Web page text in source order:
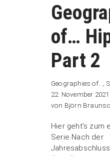
of…
Part 2
Geographies of...
22. November 2021
von Björn
Hier geht’s zum
Serie Nach der